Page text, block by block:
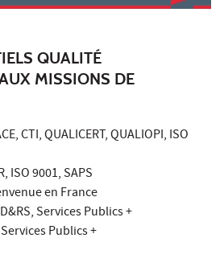
QUALITÉ
MISSIONS DE
CTI, QUALICERT, QUALIOPI, ISO
ISO 9001, SAPS
en France
Services Publics +
Publics +